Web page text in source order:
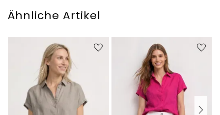
Ähnliche Artikel